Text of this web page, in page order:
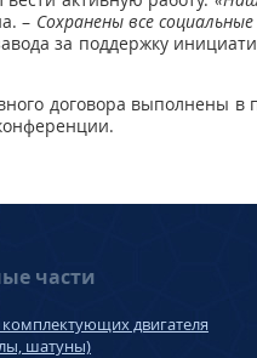
– Сохранены все
за поддержку
договора выполнены
части
двигателя
шатуны)